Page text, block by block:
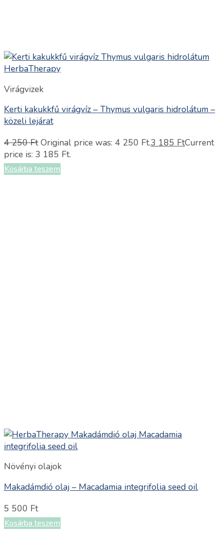
Virágvizek
Kerti kakukkfű virágvíz – Thymus vulgaris hidrolátum –
közeli lejárat
4 250Ft Original price was: 4 250 Ft.3 185 FtCurrent
price is: 3 185 Ft.
Kosárba teszem
Növényi olajok
Makadámdió olaj – Macadamia integrifolia seed oil
5 500 Ft
Kosárba teszem